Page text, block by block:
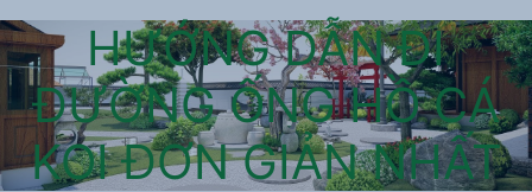
HƯỚNG DẪN ĐI
ĐƯỜNG ỐNG HỒ CÁ
KOI ĐƠN GIẢN NHẤT